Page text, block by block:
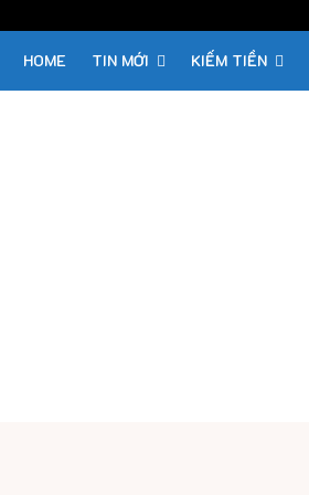
HOME TIN MỚI KIẾM TIỀN